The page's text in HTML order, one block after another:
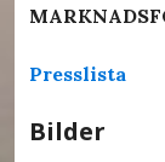
Presslista
Bilder